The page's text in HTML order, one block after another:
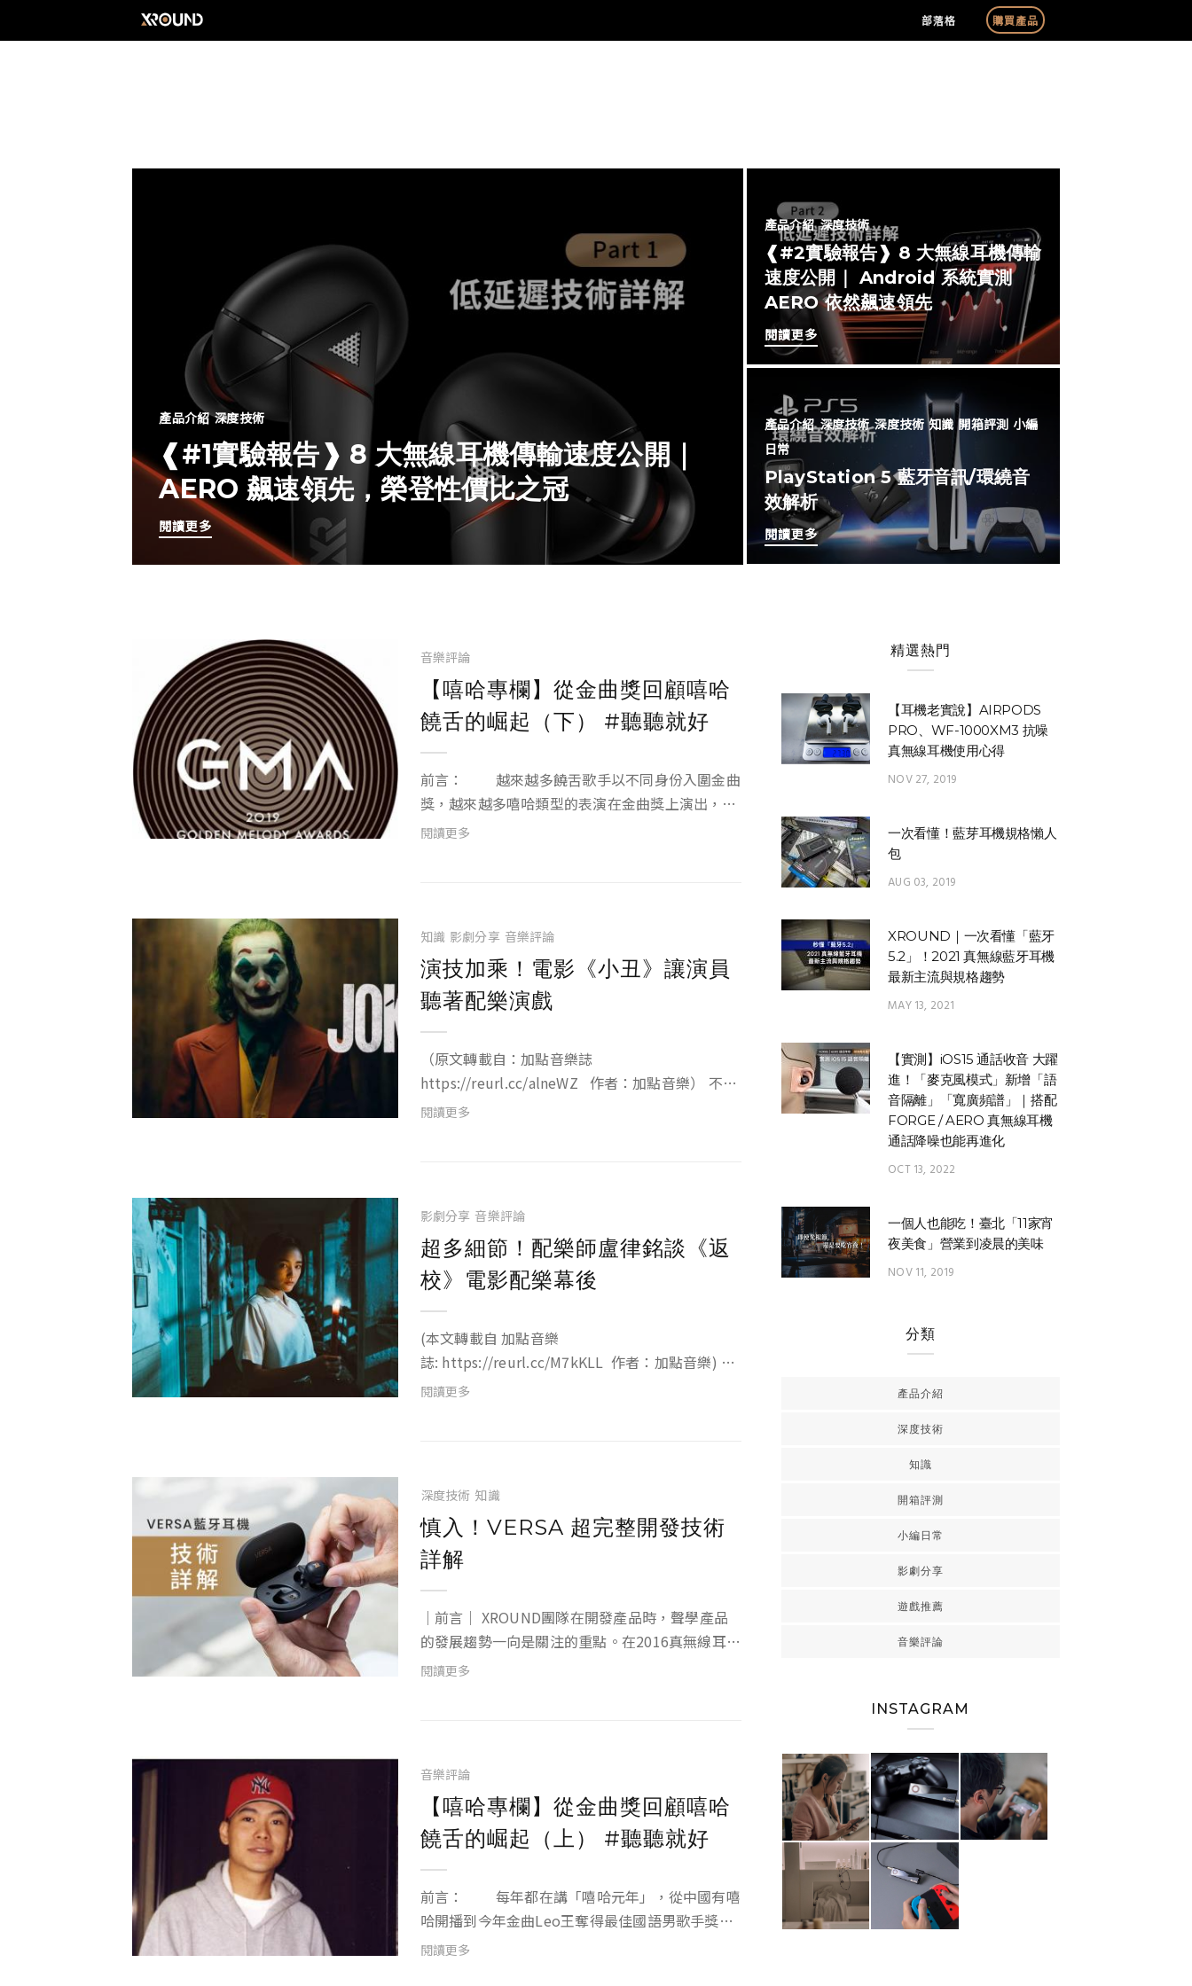
部落格 購買產品
產品介紹 深度技術
❰#1實驗報告❱ 8 大無線耳機傳輸速度公開｜
AERO 飆速領先，榮登性價比之冠
閱讀更多
產品介紹 深度技術
❰#2實驗報告❱ 8 大無線耳機傳輸
速度公開｜ Android 系統實測
AERO 依然飆速領先
閱讀更多
產品介紹 深度技術 深度技術 知識 開箱評測 小編
日常
PlayStation 5 藍牙音訊/環繞音
效解析
閱讀更多
音樂評論
【嘻哈專欄】從金曲獎回顧嘻哈
饒舌的崛起（下） #聽聽就好
前言： 越來越多饒舌歌手以不同身份入圍金曲
獎，越來越多嘻哈類型的表演在金曲獎上演出，誰
也想不到饒舌已能和主流音樂平起平坐，與主流歌
閱讀更多
知識 影劇分享 音樂評論
演技加乘！電影《小丑》讓演員
聽著配樂演戲
（原文轉載自：加點音樂誌
https://reurl.cc/alneWZ 作者：加點音樂） 不論
是《超人》、《蝙蝠俠》、還是《神力女超人》，
閱讀更多
影劇分享 音樂評論
超多細節！配樂師盧律銘談《返
校》電影配樂幕後
(本文轉載自 加點音樂
誌: https://reurl.cc/M7kKLL 作者：加點音樂) 以
白色恐怖時期的為背景的校園政治題材，由同名遊
閱讀更多
深度技術 知識
慎入！VERSA 超完整開發技術
詳解
｜前言｜ XROUND團隊在開發產品時，聲學產品
的發展趨勢一向是關注的重點。在2016真無線耳機
開始萌芽時，便已經在注意此類產品的發展。在品
閱讀更多
音樂評論
【嘻哈專欄】從金曲獎回顧嘻哈
饒舌的崛起（上） #聽聽就好
前言： 每年都在講「嘻哈元年」，從中國有嘻
哈開播到今年金曲Leo王奪得最佳國語男歌手獎，
其實嘻哈一直都在，只是在最近透過更多平台的幫
閱讀更多
精選熱門
【耳機老實說】AIRPODS
PRO、WF-1000XM3 抗噪
真無線耳機使用心得
NOV 27, 2019
一次看懂！藍芽耳機規格懶人
包
AUG 03, 2019
XROUND｜一次看懂「藍牙
5.2」！2021 真無線藍牙耳機
最新主流與規格趨勢
MAY 13, 2021
【實測】iOS15 通話收音 大躍
進！「麥克風模式」新增「語
音隔離」「寬廣頻譜」｜搭配
FORGE / AERO 真無線耳機
通話降噪也能再進化
OCT 13, 2022
一個人也能吃！臺北「11家宵
夜美食」營業到凌晨的美味
NOV 11, 2019
分類
產品介紹
深度技術
知識
開箱評測
小編日常
影劇分享
遊戲推薦
音樂評論
INSTAGRAM